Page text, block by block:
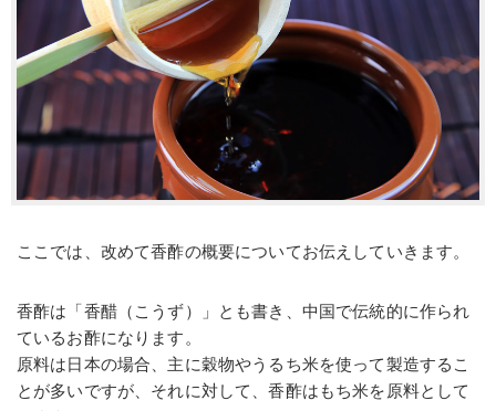
ここでは、改めて香酢の概要についてお伝えしていきます。
香酢は「香醋（こうず）」とも書き、中国で伝統的に作られ
ているお酢になります。
原料は日本の場合、主に穀物やうるち米を使って製造するこ
とが多いですが、それに対して、香酢はもち米を原料として